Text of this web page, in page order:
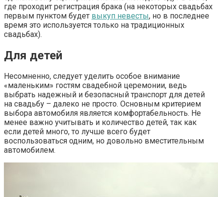
где проходит регистрация брака (на некоторых свадьбах
первым пунктом будет выкуп невесты, но в последнее
время это используется только на традиционных
свадьбах).
Для детей
Несомненно, следует уделить особое внимание
«маленьким» гостям свадебной церемонии, ведь
выбрать надежный и безопасный транспорт для детей
на свадьбу – далеко не просто. Основным критерием
выбора автомобиля является комфортабельность. Не
менее важно учитывать и количество детей, так как
если детей много, то лучше всего будет
воспользоваться одним, но довольно вместительным
автомобилем.